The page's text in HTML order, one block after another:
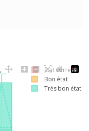
Etat correct
Bon état
Très bon état